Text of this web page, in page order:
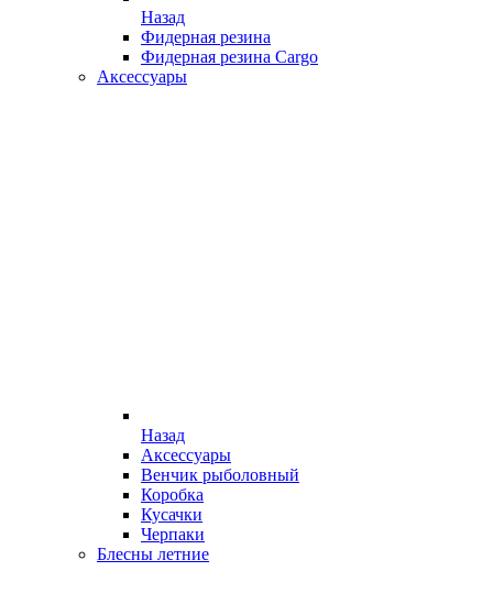
Назад
Фидерная резина
Фидерная резина Cargo
Аксессуары
Назад
Аксессуары
Венчик рыболовный
Коробка
Кусачки
Черпаки
Блесны летние